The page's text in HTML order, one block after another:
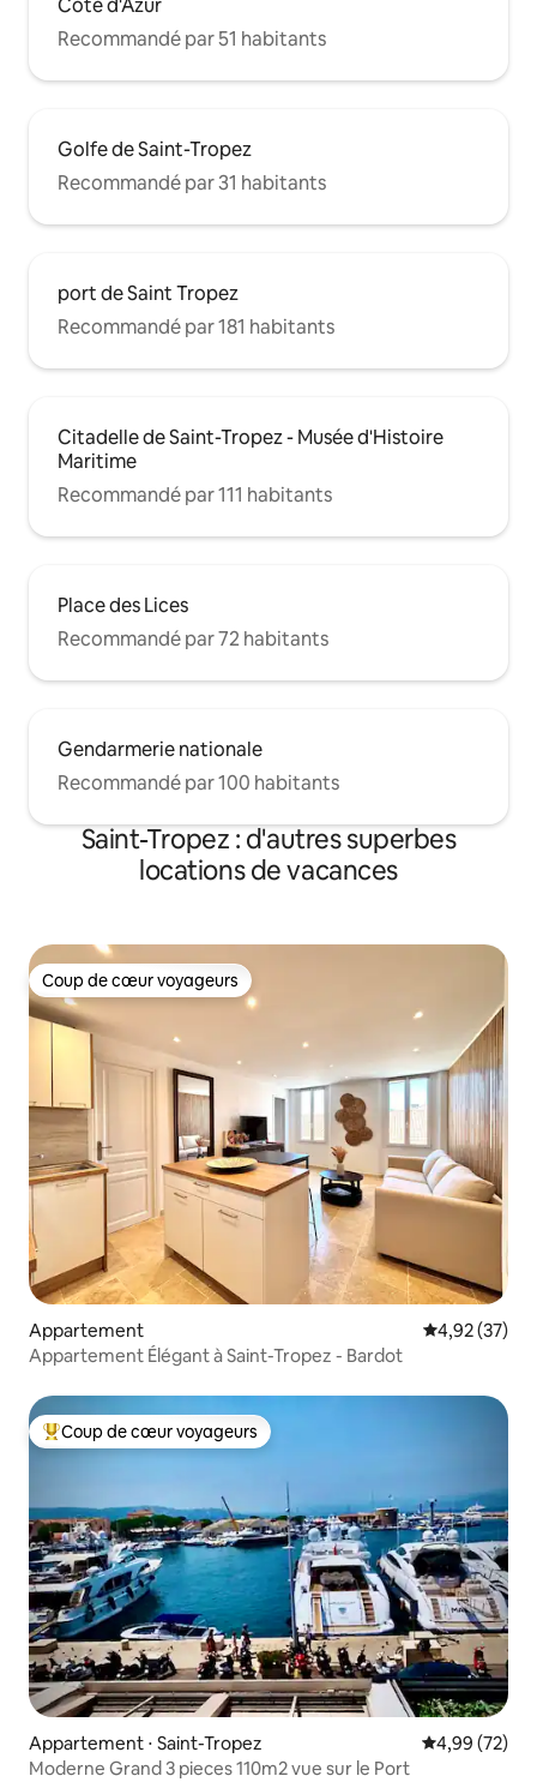
Côte d'Azur
Recommandé par 51 habitants
Golfe de Saint-Tropez
Recommandé par 31 habitants
port de Saint Tropez
Recommandé par 181 habitants
Citadelle de Saint-Tropez - Musée d'Histoire
Maritime
Recommandé par 111 habitants
Place des Lices
Recommandé par 72 habitants
Gendarmerie nationale
Recommandé par 100 habitants
Saint-Tropez : d'autres superbes
locations de vacances
Coup de cœur voyageurs
Coup de cœur voyageurs
Appartement Évaluation
4,92 (37)
Appartement Élégant à Saint-Tropez - Bardot
Coups de cœur voyageurs les plus appréciés
Coup de cœur voyageurs
Appartement ⋅ Saint-Tropez Évaluation
4,99 (72)
Moderne Grand 3 pieces 110m2 vue sur le Port